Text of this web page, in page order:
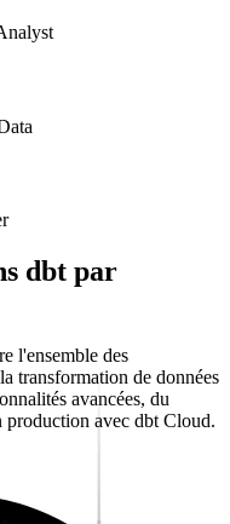
dbt par
l'ensemble des
transformation de données
avancées, du
production avec dbt Cloud.